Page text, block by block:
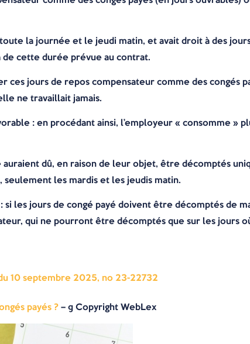
la journée et le jeudi matin, et avait droit à des
cette durée prévue au contrat.
jours de repos compensateur comme des congés
ne travaillait jamais.
: en procédant ainsi, l’employeur « consomme »
dû, en raison de leur objet, être décomptés
les mardis et les jeudis matin.
si les jours de congé payé doivent être décomptés de
qui ne pourront être décomptés que sur les jours
10 septembre 2025, no 23-22732
payés ?– © Copyright WebLex